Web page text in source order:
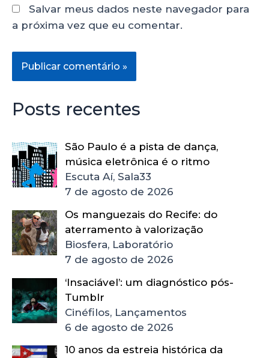
Salvar meus dados neste navegador para
a próxima vez que eu comentar.
Posts recentes
São Paulo é a pista de dança,
música eletrônica é o ritmo
Escuta Aí, Sala33
7 de agosto de 2026
Os manguezais do Recife: do
aterramento à valorização
Biosfera, Laboratório
7 de agosto de 2026
‘Insaciável’: um diagnóstico pós-
Tumblr
Cinéfilos, Lançamentos
6 de agosto de 2026
10 anos da estreia histórica da